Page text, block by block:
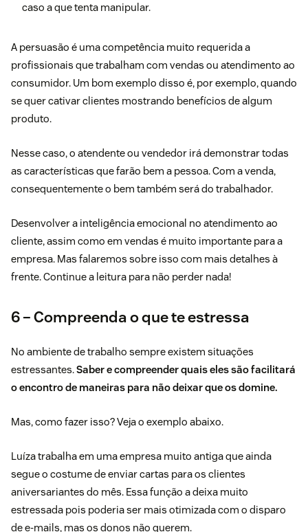
caso a que tenta manipular.
A persuasão é uma competência muito requerida a
profissionais que trabalham com vendas ou atendimento ao
consumidor. Um bom exemplo disso é, por exemplo, quando
se quercativar clientes mostrando benefícios de algum
produto.
Nesse caso, o atendente ou vendedor irá demonstrar todas
as características que farão bem a pessoa. Com a venda,
consequentemente o bem também será do trabalhador.
Desenvolver a inteligência emocional no atendimento ao
cliente, assim como em vendas é muito importante para a
empresa. Mas falaremos sobre isso com mais detalhes à
frente. Continue a leitura para não perder nada!
6 – Compreenda o que te estressa
No ambiente de trabalho sempre existem situações
estressantes.Saber e compreender quais eles são facilitará
o encontro de maneiras para não deixar que os domine.
Mas, como fazer isso? Veja o exemplo abaixo.
Luíza trabalha em uma empresa muito antiga que ainda
segue o costume de enviar cartas para os clientes
aniversariantes do mês. Essa função a deixa muito
estressada pois poderia ser mais otimizada com o disparo
de e-mails, mas os donos não querem.